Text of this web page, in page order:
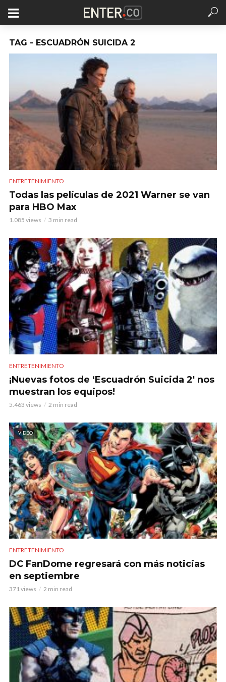
TAG - ESCUADRÓN SUICIDA 2
ENTRETENIMIENTO
Todas las películas de 2021 Warner se van
para HBO Max
1.085 views 3 min read
ENTRETENIMIENTO
¡Nuevas fotos de ‘Escuadrón Suicida 2′ nos
muestran los equipos!
5.463 views 2 min read
VIDEO
ENTRETENIMIENTO
DC FanDome regresará con más noticias
en septiembre
371 views 2 min read